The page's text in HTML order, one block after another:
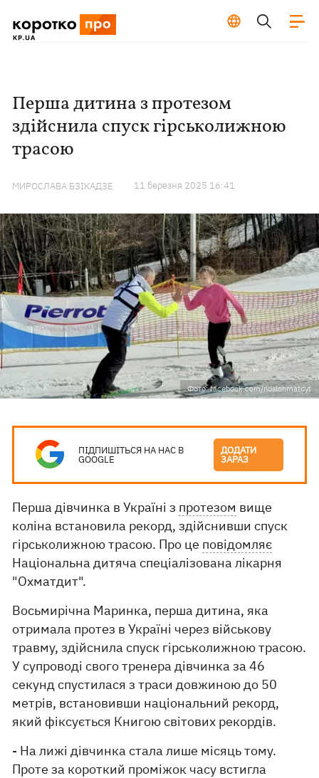
Перша дитина з протезом
здійснила спуск гірськолижною
трасою
МИРОСЛАВА БЗІКАДЗЕ 11 березня 2025 16:41
Фото: facebook.com/ndslohmatdyt
ПІДПИШІТЬСЯ НА НАС В
GOOGLE
ДОДАТИ
ЗАРАЗ
Перша дівчинка в Україні з протезом вище
коліна встановила рекорд, здійснивши спуск
гірськолижною трасою. Про це повідомляє
Національна дитяча спеціалізована лікарня
"Охматдит".
Восьмирічна Маринка, перша дитина, яка
отримала протез в Україні через військову
травму, здійснила спуск гірськолижною трасою.
У супроводі свого тренера дівчинка за 46
секунд спустилася з траси довжиною до 50
метрів, встановивши національний рекорд,
який фіксується Книгою світових рекордів.
- На лижі дівчинка стала лише місяць тому.
Проте за короткий проміжок часу встигла